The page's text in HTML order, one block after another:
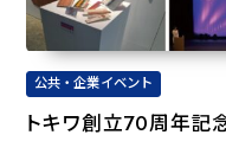
公共・企業イベント
トキワ創立70周年記